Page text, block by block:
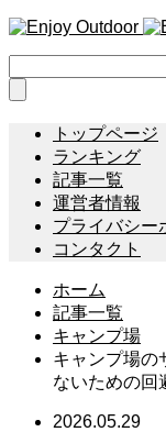
トップページ
ランキング
記事一覧
運営者情報
プライバシー
コンタクト
ホーム
記事一覧
キャンプ場
キャンプ場の
ないための回
2026.05.29